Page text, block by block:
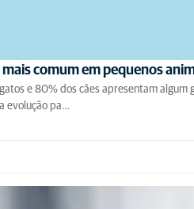
comum em pequenos
e 80% dos cães apresentam
evolução pa…